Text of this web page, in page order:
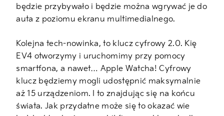
będzie przybywało i będzie można wgrywać je do
auta z poziomu ekranu multimedialnego.
Kolejna tech-nowinka, to klucz cyfrowy 2.0. Kię
EV4 otworzymy i uruchomimy przy pomocy
smartfona, a nawet… Apple Watcha! Cyfrowy
klucz będziemy mogli udostępnić maksymalnie
aż 15 urządzeniom. I to znajdując się na końcu
świata. Jak przydatne może się to okazać wie